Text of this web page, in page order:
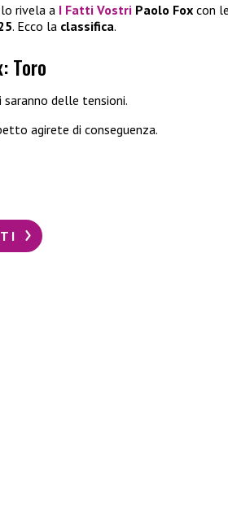
rivela a I Fatti Vostri Paolo Fox con le
. Ecco la classifica.
Toro
saranno delle tensioni.
agirete di conseguenza.